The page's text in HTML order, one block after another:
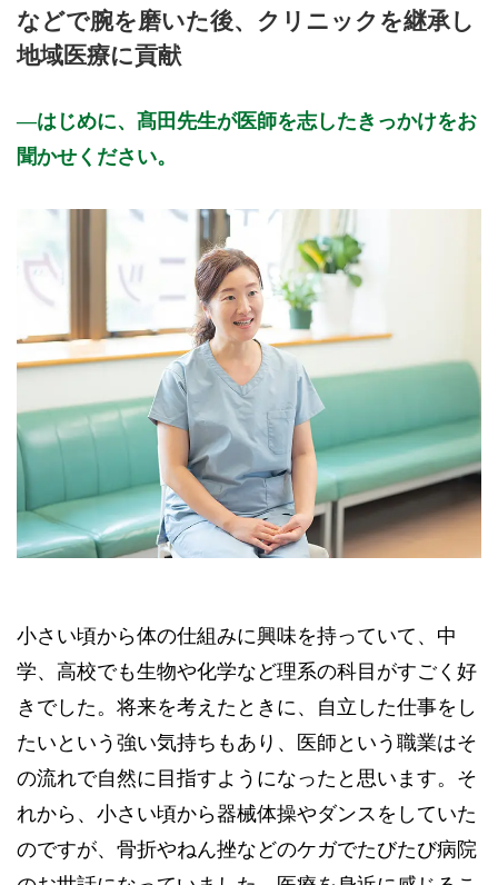
などで腕を磨いた後、クリニックを継承し
地域医療に貢献
はじめに、髙田先生が医師を志したきっかけをお
聞かせください。
小さい頃から体の仕組みに興味を持っていて、中
学、高校でも生物や化学など理系の科目がすごく好
きでした。将来を考えたときに、自立した仕事をし
たいという強い気持ちもあり、医師という職業はそ
の流れで自然に目指すようになったと思います。そ
れから、小さい頃から器械体操やダンスをしていた
のですが、骨折やねん挫などのケガでたびたび病院